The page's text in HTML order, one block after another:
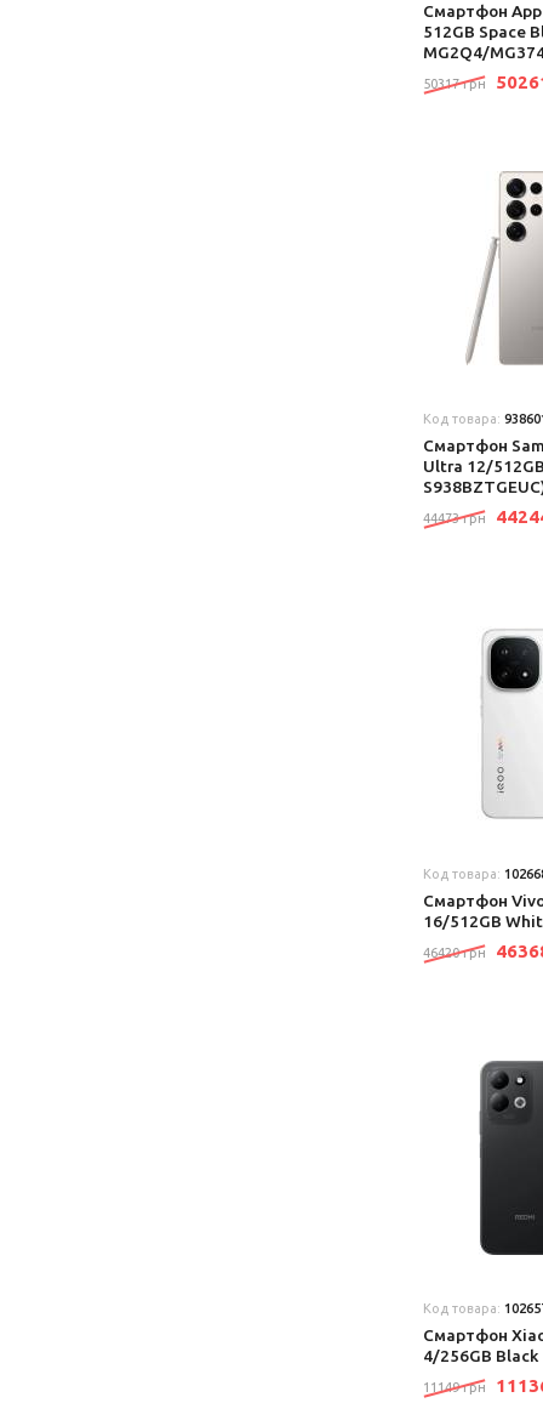
Смартфон
512GB Space
MG2Q4/
50317 грн
Код товара:
Смартфон
Ultra 12/
44473 грн
Код товара:
Смартфон
16/512GB
46420 грн
Код товара:
Смартфон
4/256GB Black
11149 грн